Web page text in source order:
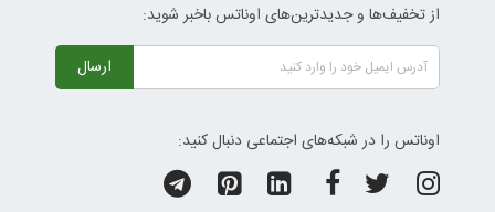
از تخفیف‌ها و جدیدترین‌های اوناتس باخبر شوید:
ارسال
اوناتس را در شبکه‌های اجتماعی دنبال کنید: